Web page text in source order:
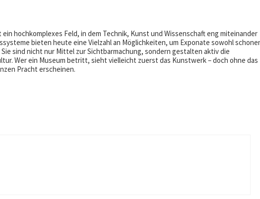
hochkomplexes Feld, in dem Technik, Kunst und Wissenschaft eng miteinander
bieten heute eine Vielzahl an Möglichkeiten, um Exponate sowohl
sind nicht nur Mittel zur Sichtbarmachung, sondern gestalten aktiv die
Wer ein Museum betritt, sieht vielleicht zuerst das Kunstwerk – doch ohne das
Pracht erscheinen.